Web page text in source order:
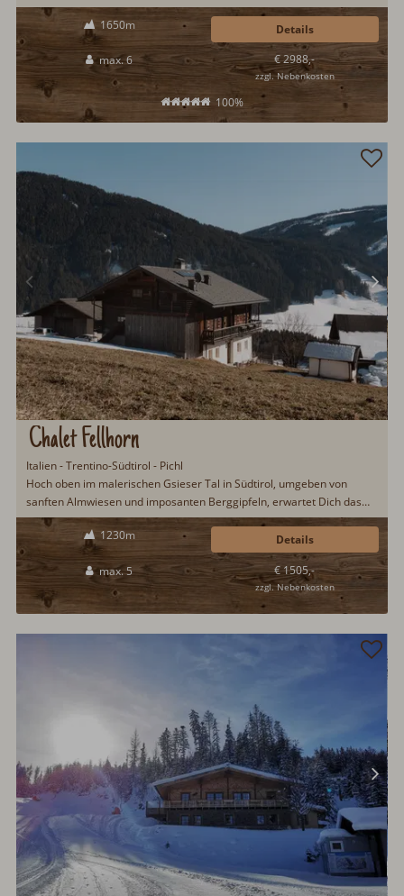
Winter ein perfektes Urlaubsziel. Im Winter heißt es nur Ski
anschnallen und los geht's. Brötchenservice, Grillplatz, Infrarotkabine,
finnische Sauna, Schwedenofen und WLAN...
1650m
max. 6
100%
€ 2988,-
zzgl. Nebenkosten
Details
Chalet Fellhorn
Italien - Trentino-Südtirol - Pichl
Hoch oben im malerischen Gsieser Tal in Südtirol, umgeben von
sanften Almwiesen und imposanten Berggipfeln, erwartet Dich das
Chalet Fellhorn – ein charmantes Hideaway für Ruhesuchende,
Naturliebhaber und Aktivurlauber gleichermaßen. Mit seiner
idyllischen Lage und hochwertigen Ausstattung ist das Chalet ein
echtes Juwel für einen erholsamen Aufenthalt in den Alpen...
1230m
max. 5 € 1505,-
zzgl. Nebenkosten
Details